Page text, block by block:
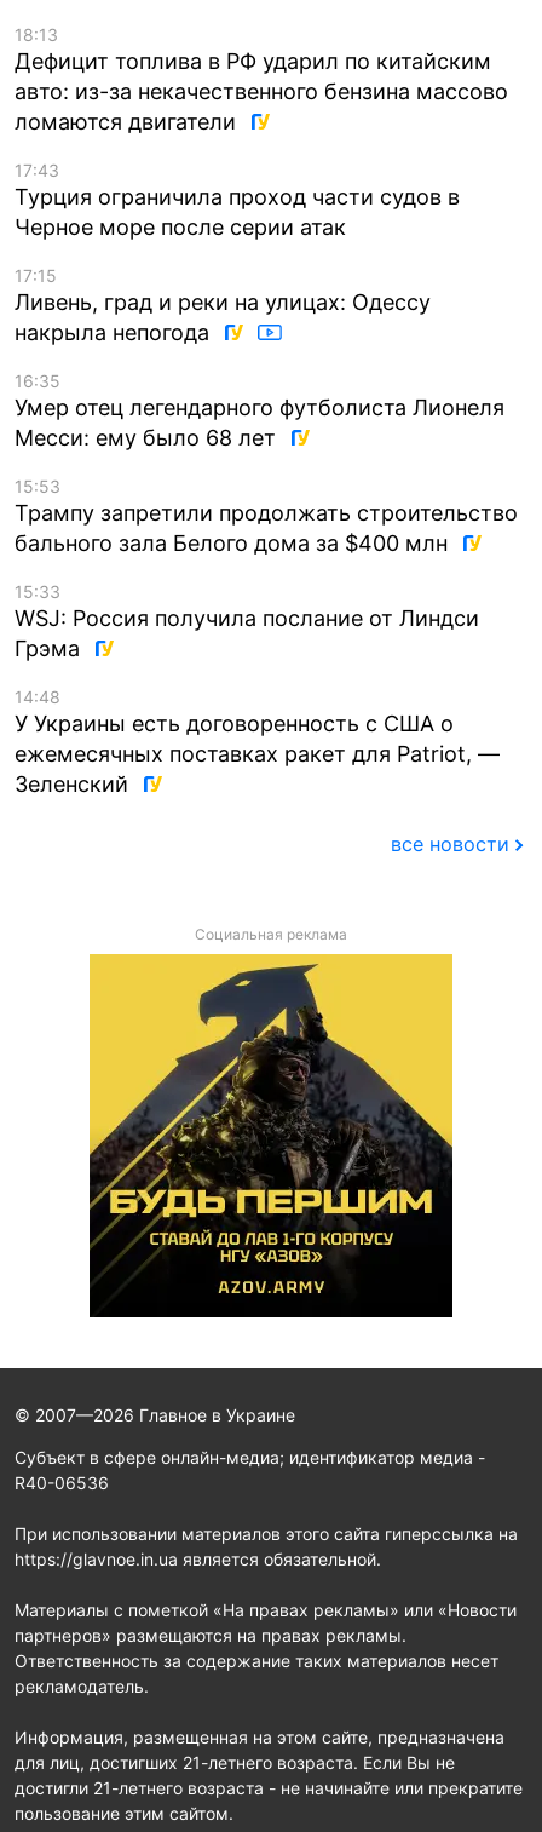
18:13
Дефицит топлива в РФ ударил по китайским
авто: из-за некачественного бензина массово
ломаются двигатели
17:43
Турция ограничила проход части судов в
Черное море после серии атак
17:15
Ливень, град и реки на улицах: Одессу
накрыла непогода
16:35
Умер отец легендарного футболиста Лионеля
Месси: ему было 68 лет
15:53
Трампу запретили продолжать строительство
бального зала Белого дома за $400 млн
15:33
WSJ: Россия получила послание от Линдси
Грэма
14:48
У Украины есть договоренность с США о
ежемесячных поставках ракет для Patriot, —
Зеленский
все новости
Социальная реклама
© 2007—2026 Главное в Украине
Субъект в сфере онлайн-медиа; идентификатор медиа -
R40-06536
При использовании материалов этого сайта гиперссылка на
https://glavnoe.in.ua является обязательной.
Материалы с пометкой «На правах рекламы» или «Новости
партнеров» размещаются на правах рекламы.
Ответственность за содержание таких материалов несет
рекламодатель.
Информация, размещенная на этом сайте, предназначена
для лиц, достигших 21-летнего возраста. Если Вы не
достигли 21-летнего возраста - не начинайте или прекратите
пользование этим сайтом.